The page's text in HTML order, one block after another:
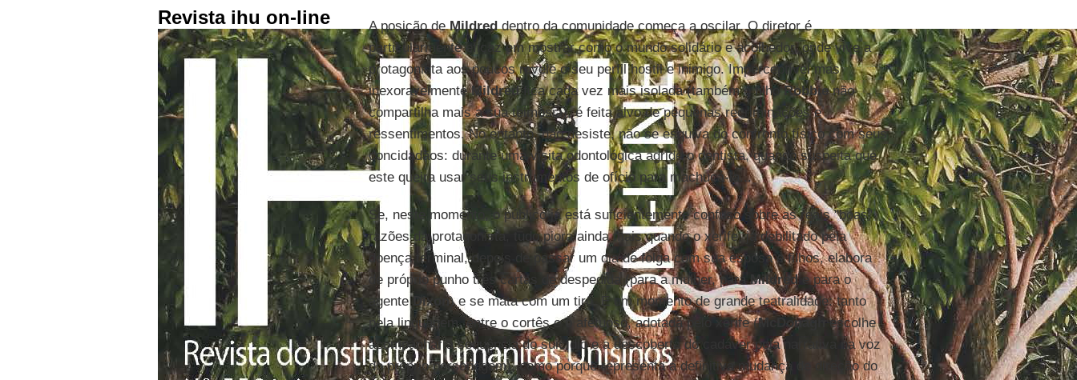
Revista ihu on-line A posição deMildreddentro da comunidade começa a oscilar. O diretor é
particularmente eficaz em mostrar como o mundo solidário e acolhedor, onde vive a
protagonista aos poucos revele o seu perfil hostil e inimigo. Imperceptível mas
inexoravelmenteMildredfica cada vez mais isolada (também o filhoRobbienão
compartilha mais a sua teimosia), é feita alvo de pequenas recriminações e
ressentimentos. No entanto, não desiste, não se esquiva do confronto físico com seus
concidadãos: durante uma visita odontológica agride o dentista, quando suspeita que
este queira usar seus instrumentos de ofício para machucá-la...
Se, neste momento, o público já está suficientemente confuso sobre as reais "boas"
razões da protagonista, tudo piora ainda mais quando o xerife, já debilitado pela
doença terminal, depois de passar um dia de folga com sua esposa e filhos, elabora
de próprio punho três cartas de despedida (para a mulher, paraMildrede para o
agenteDixon) e se mata com um tiro. É um momento de grande teatralidade: tanto
pela linguagem, entre o cortês e o afetuoso, adotada pelo xerife (McDonagh escolhe
acompanhar a sequência do suicídio e a descoberta do cadáver pela narrativa na voz
do próprio personagem), como porque representa a definitiva mudança de direção do